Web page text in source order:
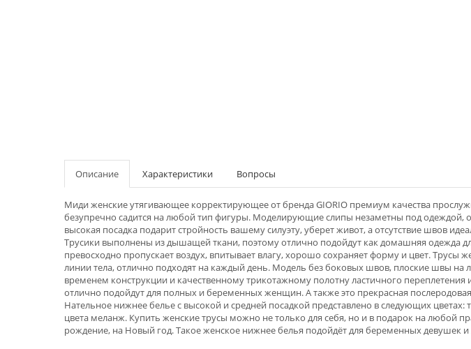
Описание Характеристики Вопросы
Миди женские утягивающее корректирующее от бренда GIORIO премиум качества
безупречно садится на любой тип фигуры. Моделирующие слипы незаметны под одеждой,
высокая посадка подарит стройность вашему силуэту, уберет живот, а отсутствие швов
Трусики выполнены из дышащей ткани, поэтому отлично подойдут как домашняя одежда
превосходно пропускает воздух, впитывает влагу, хорошо сохраняет форму и цвет.
линии тела, отлично подходят на каждый день. Модель без боковых швов, плоские швы на
временем конструкции и качественному трикотажному полотну ластичного
отлично подойдут для полных и беременных женщин. А также это прекрасная
Нательное нижнее белье с высокой и средней посадкой представлено в следующих
цвета меланж. Купить женские трусы можно не только для себя, но и в подарок на любой
рождение, на Новый год. Такое женское нижнее белья подойдёт для беременных девушек